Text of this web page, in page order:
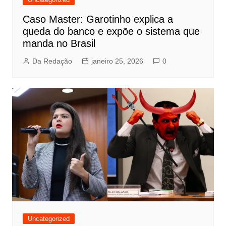
Caso Master: Garotinho explica a
queda do banco e expõe o sistema que
manda no Brasil
Da Redação janeiro 25, 2026 0
Uncategorized